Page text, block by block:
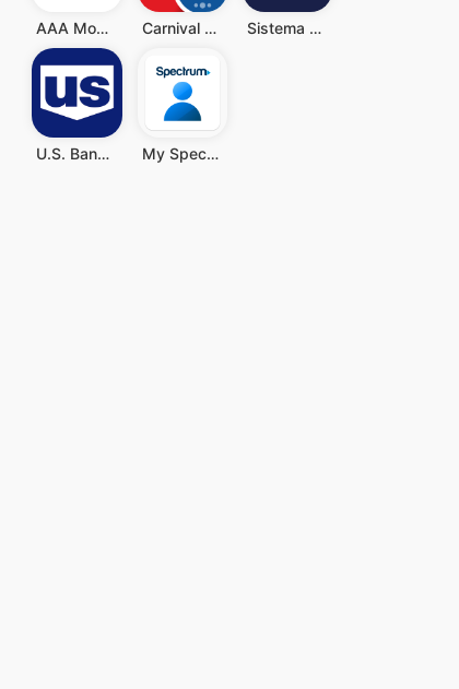
AAA Mobile Carnival HUB Sistema wifi doméstico eero
U.S. Bank Mobile Banking My Spectrum